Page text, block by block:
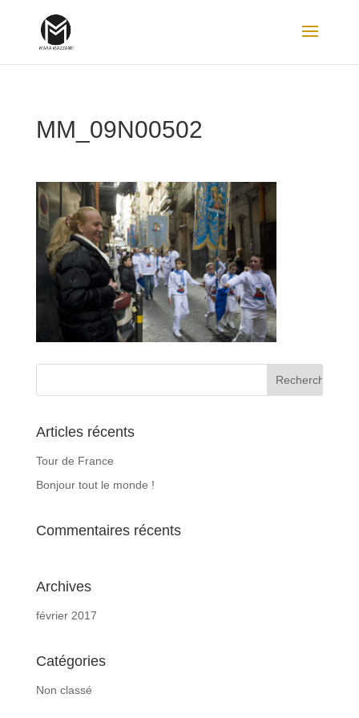
MM_09N00502
Articles récents
Tour de France
Bonjour tout le monde !
Commentaires récents
Archives
février 2017
Catégories
Non classé